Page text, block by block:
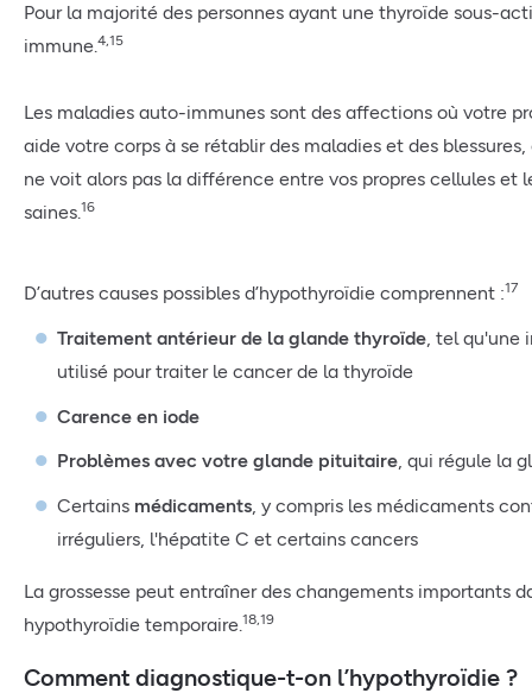
Pour la majorité des personnes ayant une thyroïde sous-
immune.4,15
Les maladies auto-immunes sont des affections où votre
aide votre corps à se rétablir des maladies et des
ne voit alors pas la différence entre vos propres cellules
saines.16
D’autres causes possibles d’hypothyroïdie comprennent :17
Traitement antérieur de la glande thyroïde, tel qu'une
utilisé pour traiter le cancer de la thyroïde
Carence en iode
Problèmes avec votre glande pituitaire, qui régule la
Certains médicaments , y compris les médicaments
irréguliers, l'hépatite C et certains cancers
La grossesse peut entraîner des changements importants
hypothyroïdie temporaire. 18,19
Comment diagnostique-t-on l’hypothyroïdie ?